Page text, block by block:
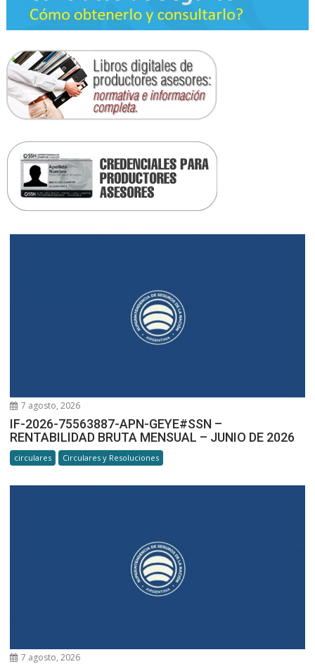
7 agosto, 2026
IF-2026-75563887-APN-GEYE#SSN –
RENTABILIDAD BRUTA MENSUAL – JUNIO DE 2026
circulares Circulares y Resoluciones
7 agosto, 2026